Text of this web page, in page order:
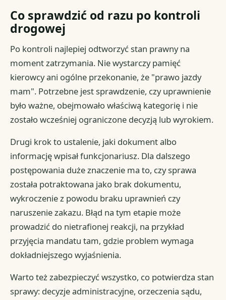
Co sprawdzić od razu po kontroli
drogowej
Po kontroli najlepiej odtworzyć stan prawny na
moment zatrzymania. Nie wystarczy pamięć
kierowcy ani ogólne przekonanie, że "prawo jazdy
mam". Potrzebne jest sprawdzenie, czy uprawnienie
było ważne, obejmowało właściwą kategorię i nie
zostało wcześniej ograniczone decyzją lub wyrokiem.
Drugi krok to ustalenie, jaki dokument albo
informację wpisał funkcjonariusz. Dla dalszego
postępowania duże znaczenie ma to, czy sprawa
została potraktowana jako brak dokumentu,
wykroczenie z powodu braku uprawnień czy
naruszenie zakazu. Błąd na tym etapie może
prowadzić do nietrafionej reakcji, na przykład
przyjęcia mandatu tam, gdzie problem wymaga
dokładniejszego wyjaśnienia.
Warto też zabezpieczyć wszystko, co potwierdza stan
sprawy: decyzje administracyjne, orzeczenia sądu,